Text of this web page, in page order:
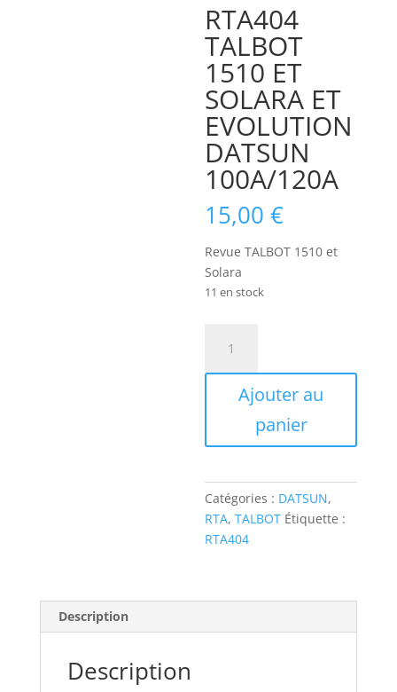
RTA404
TALBOT
1510 ET
SOLARA ET
EVOLUTION
DATSUN
100A/120A
15,00€
Revue TALBOT 1510 et
Solara
11 en stock
RTA404
TALBOT
EVOLUTION
DATSUN
100A/120A
Ajouter au
panier
Catégories : DATSUN,
RTA,TALBOT Étiquette :
RTA404
Description
Description